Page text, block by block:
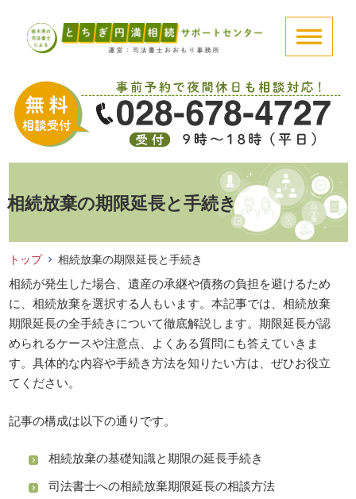
相続放棄の期限延長と手続き
トップ 相続放棄の期限延長と手続き
相続が発生した場合、遺産の承継や債務の負担を避けるため
に、相続放棄を選択する人もいます。本記事では、相続放棄
期限延長の全手続きについて徹底解説します。期限延長が認
められるケースや注意点、よくある質問にも答えていきま
す。具体的な内容や手続き方法を知りたい方は、ぜひお役立
てください。
記事の構成は以下の通りです。
相続放棄の基礎知識と期限の延長手続き
司法書士への相続放棄期限延長の相談方法